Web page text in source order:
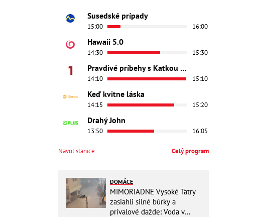
Susedské prípady
15:00 16:00
Hawaii 5.0
14:30 15:30
Pravdivé príbehy s Katkou Brychtovou
14:10 15:10
Keď kvitne láska
14:15 15:20
Drahý John
13:50 16:05
Navoľ stanice Celý program
DOMÁCE
MIMORIADNE Vysoké Tatry
zasiahli silné búrky a
prívalové dažde: Voda v